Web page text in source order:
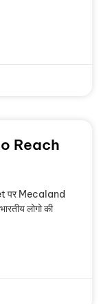
Reach
पर Mecaland
लोगो की